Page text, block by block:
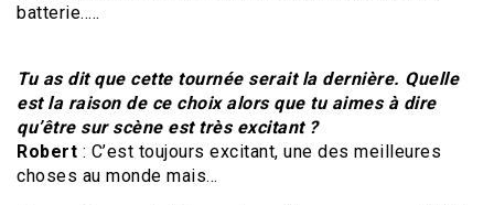
batterie…..
Tu as dit que cette tournée serait la dernière. Quelle
est la raison de ce choix alors que tu aimes à dire
qu’être sur scène est très excitant ?
Robert : C’est toujours excitant, une des meilleures
choses au monde mais…